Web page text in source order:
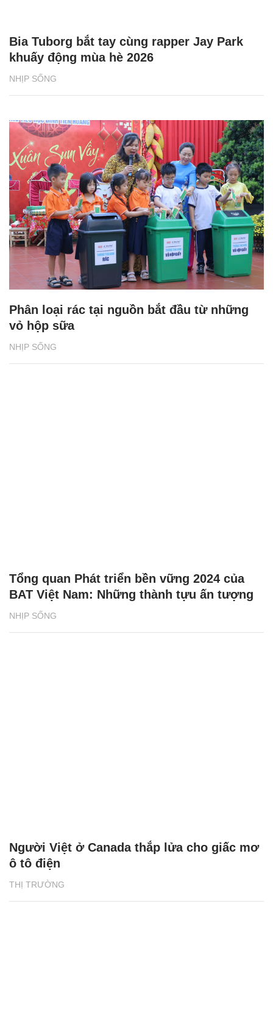
NHỊP SỐNG
Bia Tuborg bắt tay cùng rapper Jay Park
khuấy động mùa hè 2026
NHỊP SỐNG
Phân loại rác tại nguồn bắt đầu từ những
vỏ hộp sữa
NHỊP SỐNG
Tổng quan Phát triển bền vững 2024 của
BAT Việt Nam: Những thành tựu ấn tượng
THỊ TRƯỜNG
Người Việt ở Canada thắp lửa cho giấc mơ
ô tô điện